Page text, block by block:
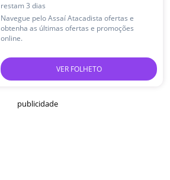
restam 3 dias
Navegue pelo Assaí Atacadista ofertas e
obtenha as últimas ofertas e promoções
online.
VER FOLHETO
publicidade